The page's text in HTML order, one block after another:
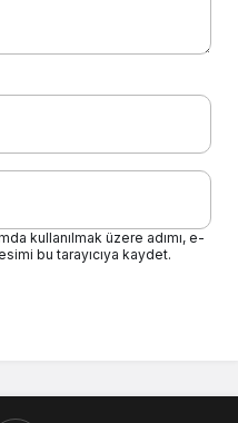
kullanılmak üzere adımı, e-
bu tarayıcıya kaydet.